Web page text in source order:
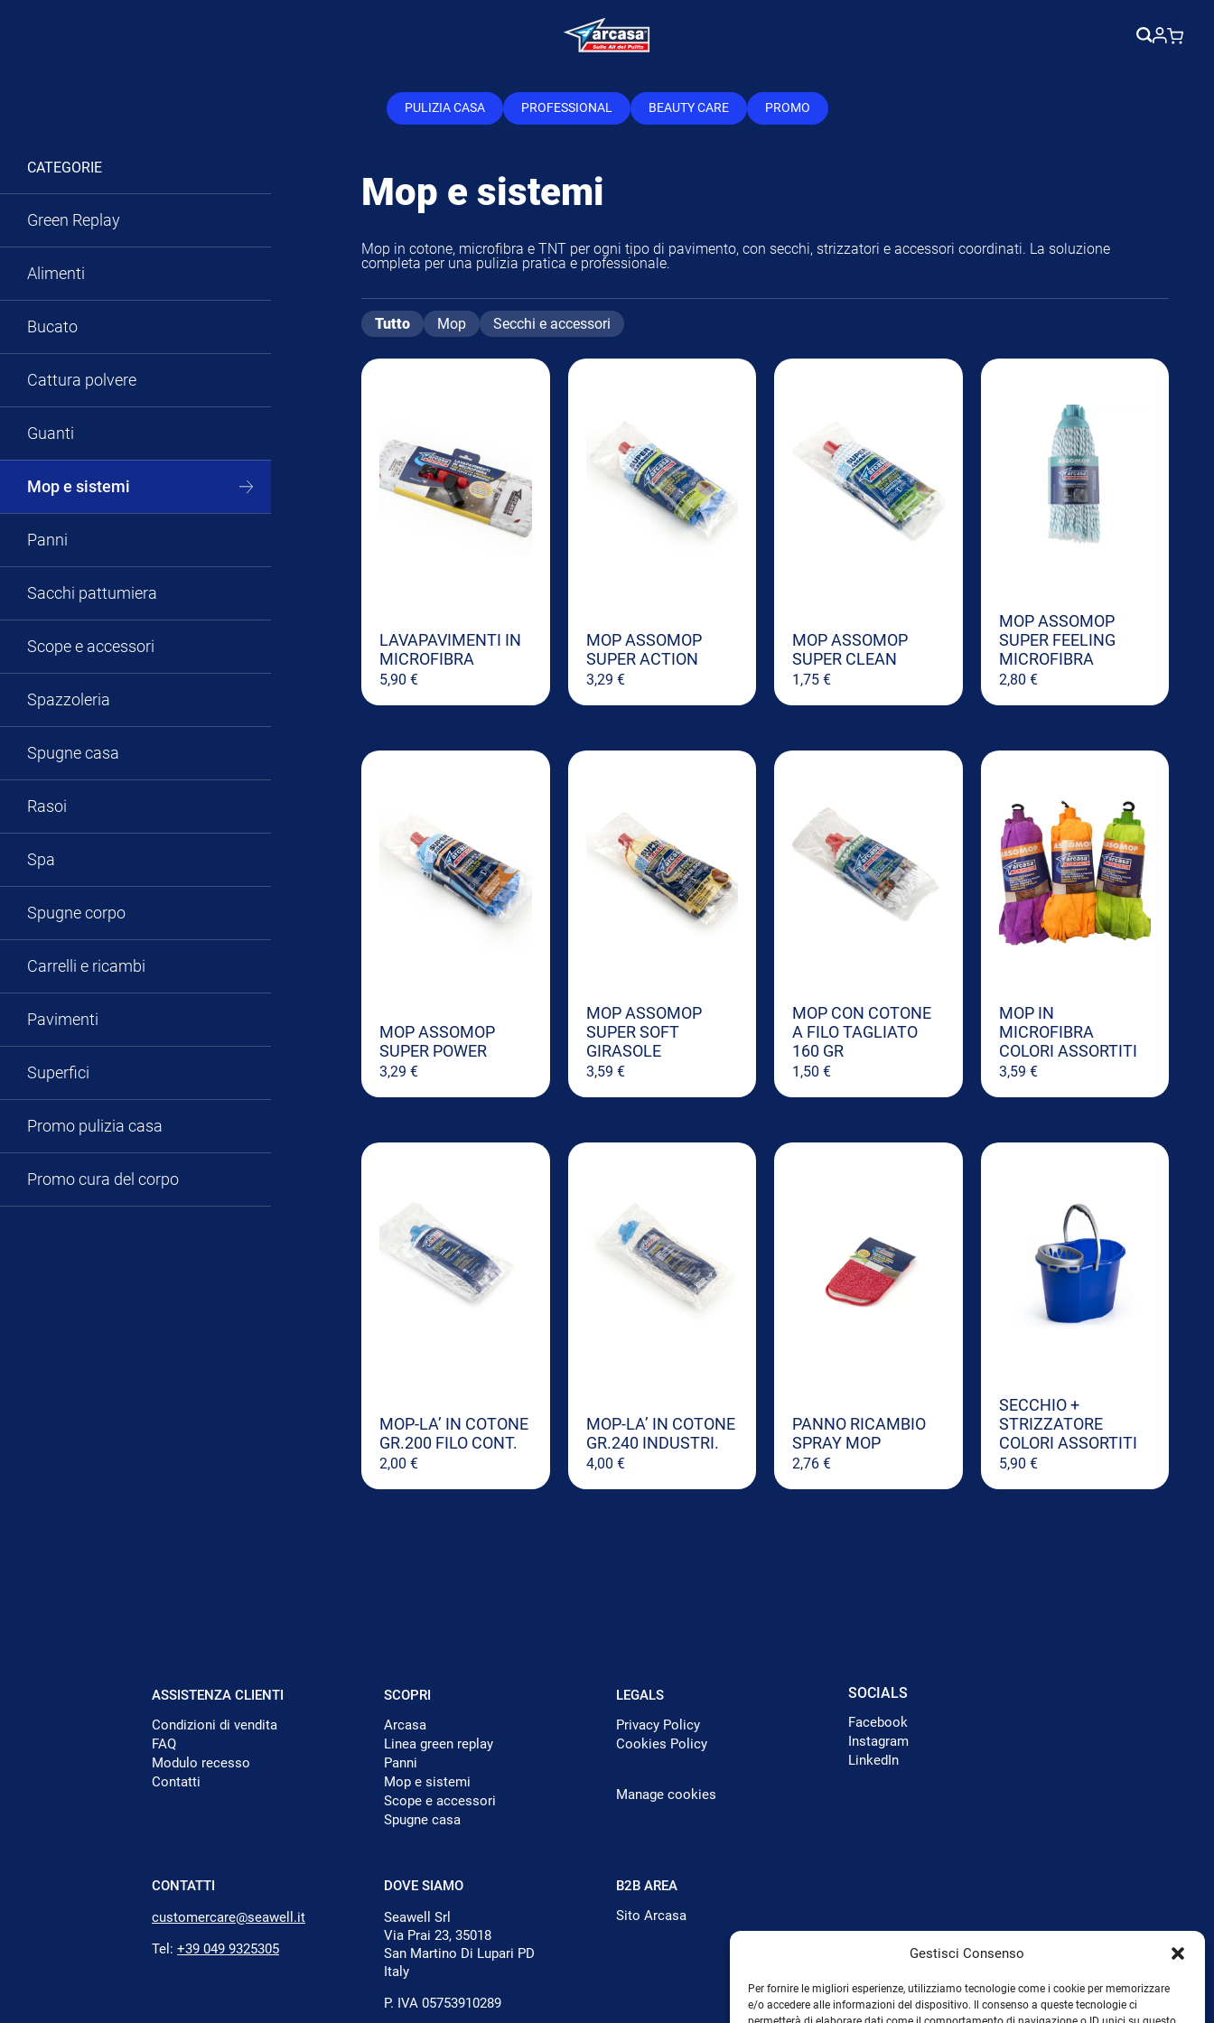
Gestisci Consenso
Per fornire le migliori esperienze, utilizziamo tecnologie come i cookie per memorizzare
e/o accedere alle informazioni del dispositivo. Il consenso a queste tecnologie ci
PULIZIA CASA
PULIZIA CASA
PROFESSIONAL
PROFESSIONAL
BEAUTY CARE
BEAUTY CARE
PROMO
PROMO
CATEGORIE
Green Replay
Alimenti
Bucato
Cattura polvere
Guanti
Mop e sistemi
Panni
Sacchi pattumiera
Scope e accessori
Spazzoleria
Spugne casa
Rasoi
Spa
Spugne corpo
Carrelli e ricambi
Pavimenti
Superfici
Promo pulizia casa
Promo cura del corpo
Mop e sistemi
Mop in cotone, microfibra e TNT per ogni tipo di pavimento, con secchi, strizzatori e accessori coordinati. La soluzione
completa per una pulizia pratica e professionale.
Tutto Mop Secchi e accessori
LAVAPAVIMENTI IN
MICROFIBRA
5,90 €
MOP ASSOMOP
SUPER ACTION
3,29 €
MOP ASSOMOP
SUPER CLEAN
1,75 €
MOP ASSOMOP
SUPER FEELING
MICROFIBRA
2,80 €
MOP ASSOMOP
SUPER POWER
3,29 €
MOP ASSOMOP
SUPER SOFT
GIRASOLE
3,59 €
MOP CON COTONE
A FILO TAGLIATO
160 GR
1,50 €
MOP IN
MICROFIBRA
COLORI ASSORTITI
3,59 €
MOP-LA’ IN COTONE
GR.200 FILO CONT.
2,00 €
MOP-LA’ IN COTONE
GR.240 INDUSTRI.
4,00 €
PANNO RICAMBIO
SPRAY MOP
2,76 €
SECCHIO +
STRIZZATORE
COLORI ASSORTITI
5,90 €
ASSISTENZA CLIENTI
Condizioni di vendita
FAQ
Modulo recesso
Contatti
SCOPRI
Arcasa
Linea green replay
Panni
Mop e sistemi
Scope e accessori
Spugne casa
LEGALS
Privacy Policy
Cookies Policy
Manage cookies
SOCIALS
Facebook
Instagram
LinkedIn
CONTATTI
customercare@seawell.it
Tel: +39 049 9325305
DOVE SIAMO
Seawell Srl
Via Prai 23, 35018
San Martino Di Lupari PD
Italy
P. IVA 05753910289
B2B AREA
Sito Arcasa